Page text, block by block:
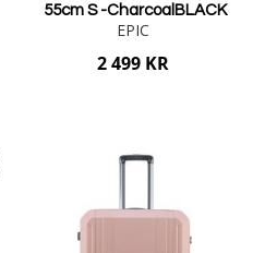
55cm S -CharcoalBLACK
EPIC
2 499 KR